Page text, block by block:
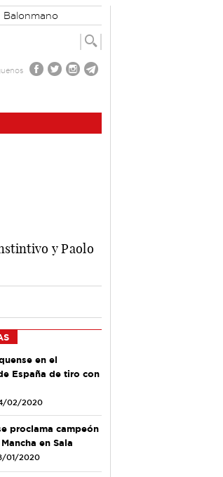
Balonmano
y Paolo
en el
España de tiro con
02/2020
proclama campeón
en Sala
01/2020